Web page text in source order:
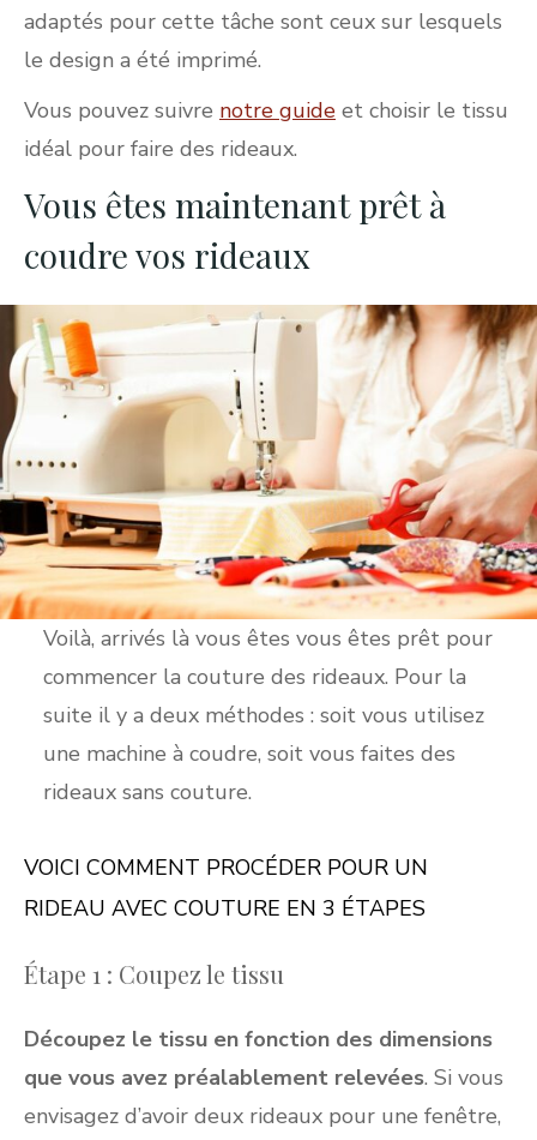
adaptés pour cette tâche sont ceux sur lesquels
le design a été imprimé.
Vous pouvez suivre notre guide et choisir le tissu
idéal pour faire des rideaux.
Vous êtes maintenant prêt à
coudre vos rideaux
Voilà, arrivés là vous êtes vous êtes prêt pour
commencer la couture des rideaux. Pour la
suite il y a deux méthodes : soit vous utilisez
une machine à coudre, soit vous faites des
rideaux sans couture.
VOICI COMMENT PROCÉDER POUR UN
RIDEAU AVEC COUTURE EN 3 ÉTAPES
Étape 1 : Coupez le tissu
Découpez le tissu en fonction des dimensions
que vous avez préalablement relevées. Si vous
envisagez d’avoir deux rideaux pour une fenêtre,